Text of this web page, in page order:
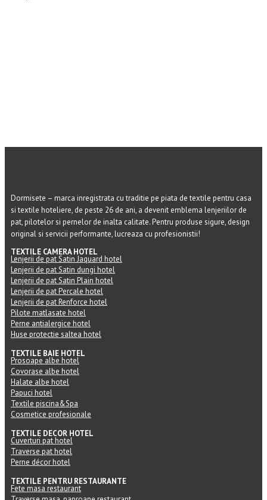
Dormisete – marca inregistrata cu traditie pe piata de textile pentru casa
si textile hoteliere, de peste 26 de ani, a devenit emblema lenjeriilor de
pat, pilotelor si pernelor de inalta calitate. Pentru produse sigure, design
original si servicii performante, lucreaza cu profesionistii!
TEXTILE CAMERA HOTEL
Lenjerii de pat Satin Jaquard hotel
Lenjerii de pat Satin dungi hotel
Lenjerii de pat Satin Plain hotel
Lenjerii de pat Percale hotel
Lenjerii de pat Renforce hotel
Pilote matlasate hotel
Perne antialergice hotel
Huse protectie saltea hotel
TEXTILE BAIE HOTEL
Prosoape albe hotel
Covorase albe hotel
Halate albe hotel
Papuci hotel
Textile piscina&Spa
Cosmetice profesionale
TEXTILE DECOR HOTEL
Cuverturi pat hotel
Traverse pat hotel
Perne décor hotel
TEXTILE PENTRU RESTAURANTE
Fete masa restaurant